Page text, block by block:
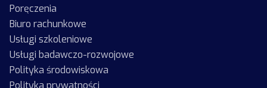
Poręczenia
Biuro rachunkowe
Usługi szkoleniowe
Usługi badawczo-rozwojowe
Polityka środowiskowa
Polityka prywatności